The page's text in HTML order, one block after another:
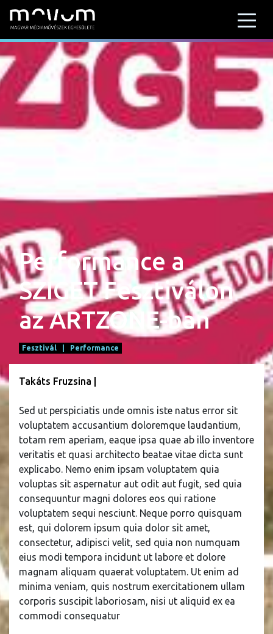
Performance a
SZIGET Fesztiválon
az ARTZONE-ban
Fesztivál | Performance
Takáts Fruzsina |
Sed ut perspiciatis unde omnis iste natus error sit
voluptatem accusantium doloremque laudantium,
totam rem aperiam, eaque ipsa quae ab illo inventore
veritatis et quasi architecto beatae vitae dicta sunt
explicabo. Nemo enim ipsam voluptatem quia
voluptas sit aspernatur aut odit aut fugit, sed quia
consequuntur magni dolores eos qui ratione
voluptatem sequi nesciunt. Neque porro quisquam
est, qui dolorem ipsum quia dolor sit amet,
consectetur, adipisci velit, sed quia non numquam
eius modi tempora incidunt ut labore et dolore
magnam aliquam quaerat voluptatem. Ut enim ad
minima veniam, quis nostrum exercitationem ullam
corporis suscipit laboriosam, nisi ut aliquid ex ea
commodi consequatur